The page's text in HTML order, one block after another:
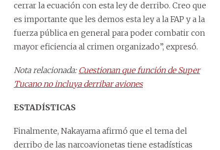
cerrar la ecuación con esta ley de derribo. Creo que
es importante que les demos esta ley a la FAP y a la
fuerza pública en general para poder combatir con
mayor eficiencia al crimen organizado”, expresó.
Nota relacionada: Cuestionan que función de Super
Tucano no incluya derribar aviones
ESTADÍSTICAS
Finalmente, Nakayama afirmó que el tema del
derribo de las narcoavionetas tiene estadísticas